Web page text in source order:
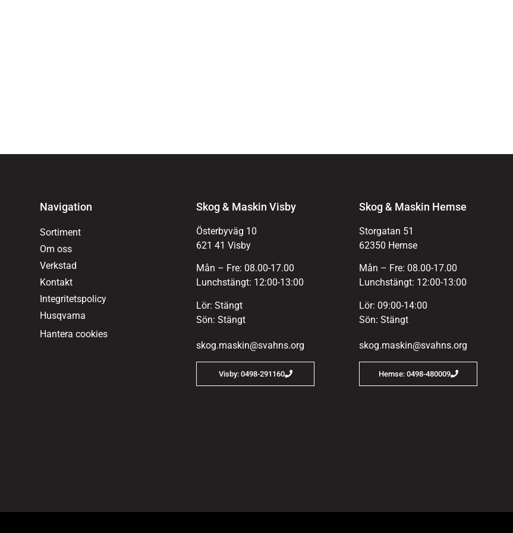
Navigation
Sortiment
Om oss
Verkstad
Kontakt
Integritetspolicy
Husqvarna
Hantera cookies
Skog & Maskin Visby
Österbyväg 10
621 41 Visby
Mån – Fre: 08.00-17.00
Lunchstängt: 12:00-13:00
Lör: Stängt
Sön: Stängt
skog.maskin@svahns.org
Visby: 0498-291160
Skog & Maskin Hemse
Storgatan 51
62350 Hemse
Mån – Fre: 08.00-17.00
Lunchstängt: 12:00-13:00
Lör: 09:00-14:00
Sön: Stängt
skog.maskin@svahns.org
Hemse: 0498-480009